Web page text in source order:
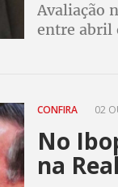
Avaliação
entre abril
CONFIRA 02
No
na